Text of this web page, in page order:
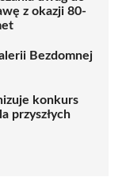
z okazji 80-
Bezdomnej
konkurs
przyszłych